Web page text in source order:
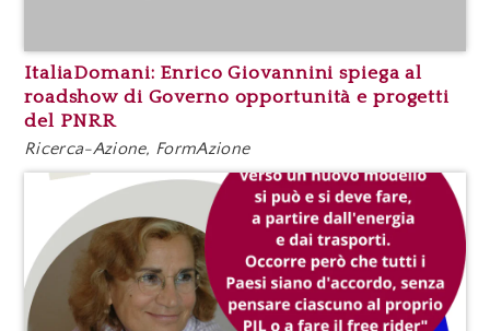
ItaliaDomani: Enrico Giovannini spiega al
roadshow di Governo opportunità e progetti
del PNRR
Ricerca-Azione, FormAzione